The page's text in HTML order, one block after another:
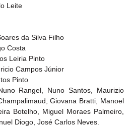
Leite
da Silva Filho
Costa
Leiria Pinto
Campos Júnior
Pinto
Rangel, Nuno Santos, Maurizio
Giovana Bratti, Manoel
Botelho, Miguel Moraes Palmeiro,
Diogo, José Carlos Neves.